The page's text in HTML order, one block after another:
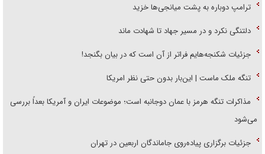
ترامپ دوباره به پشت میانجی‌ها خزید
دلتنگی نکرد و در مسیر جهاد تا شهادت ماند
جزئیات شکنجه‌هایم فراتر از آن است که در بیان بگنجد!
تنگه ملک ماست | این‌بار بدون حتی نظر امریکا
مذاکرات تنگه هرمز با عمان دوجانبه است؛ موضوعات ایران و آمریکا بعداً بررسی
می‌شود
جزئیات برگزاری پیاده‌روی جاماندگان اربعین در تهران